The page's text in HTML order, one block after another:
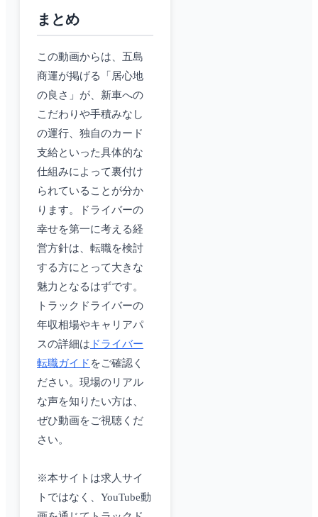
まとめ
この動画からは、五島
商運が掲げる「居心地
の良さ」が、新車への
こだわりや手積みなし
の運行、独自のカード
支給といった具体的な
仕組みによって裏付け
られていることが分か
ります。ドライバーの
幸せを第一に考える経
営方針は、転職を検討
する方にとって大きな
魅力となるはずです。
トラックドライバーの
年収相場やキャリアパ
スの詳細は ドライバー
転職ガイド をご確認く
ださい。現場のリアル
な声を知りたい方は、
ぜひ動画をご視聴くだ
さい。
※本サイトは求人サイ
トではなく、YouTube動